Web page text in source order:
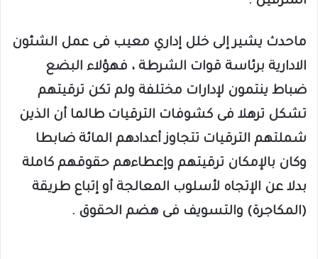
ماحدث يشير إلى خلل إداري معيب فى عمل الشئون
الادارية برئاسة قوات الشرطة ، فهؤلاء البضع
ضباط ينتمون لإدارات مختلفة ولم تكن ترقيتهم
تشكل ترهلا فى كشوفات الترقيات طالما أن الذين
شملتهم الترقيات تتجاوز أعدادهم المائة ضابطا
وكان بالإمكان ترقيتهم وإعطاءهم حقوقهم كاملة
بدلا عن الإتجاه لأسلوب المعالجة أو إتباع طريقة
(المكاجرة) والتسويف فى هضم الحقوق .